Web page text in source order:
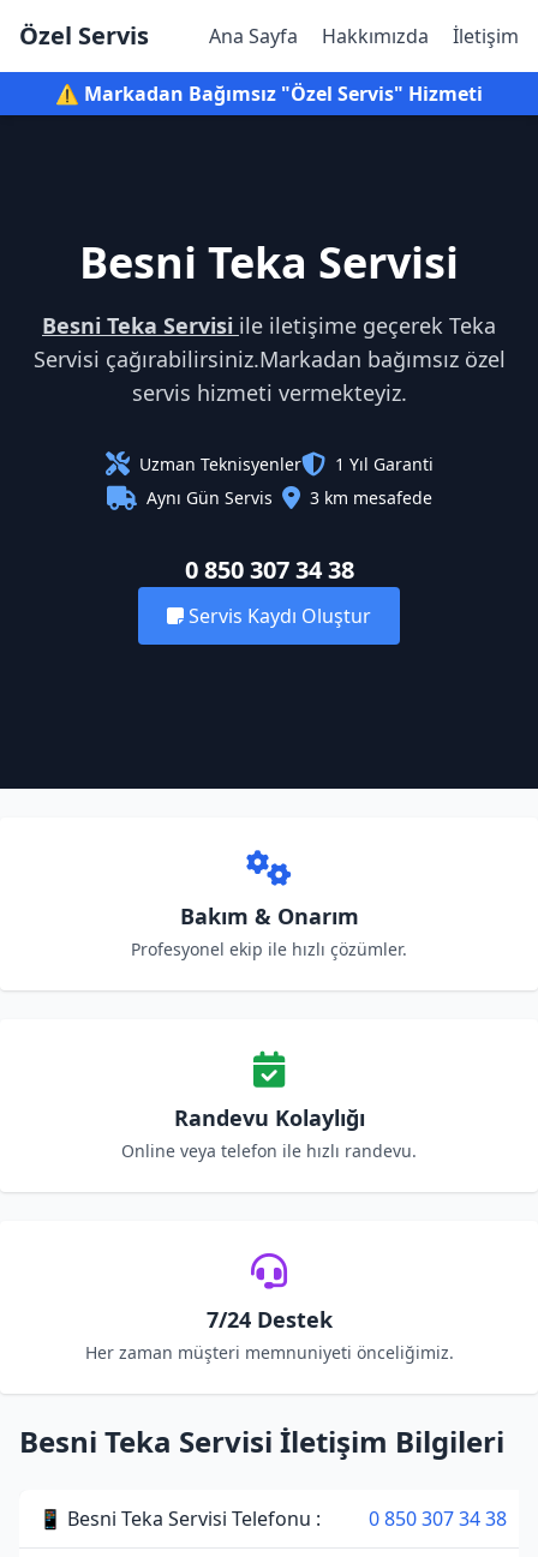
Özel Servis Ana Sayfa Hakkımızda İletişim
⚠️ Markadan Bağımsız "Özel Servis" Hizmeti
Besni Teka Servisi
Besni Teka Servisi ile iletişime geçerek Teka
Servisi çağırabilirsiniz.Markadan bağımsız özel
servis hizmeti vermekteyiz.
Uzman Teknisyenler
1 Yıl Garanti
Aynı Gün Servis
3 km mesafede
0 850 307 34 38
Servis Kaydı Oluştur
Bakım & Onarım
Profesyonel ekip ile hızlı çözümler.
Randevu Kolaylığı
Online veya telefon ile hızlı randevu.
7/24 Destek
Her zaman müşteri memnuniyeti önceliğimiz.
Besni Teka Servisi İletişim Bilgileri
📱 Besni Teka Servisi Telefonu : 0 850 307 34 38